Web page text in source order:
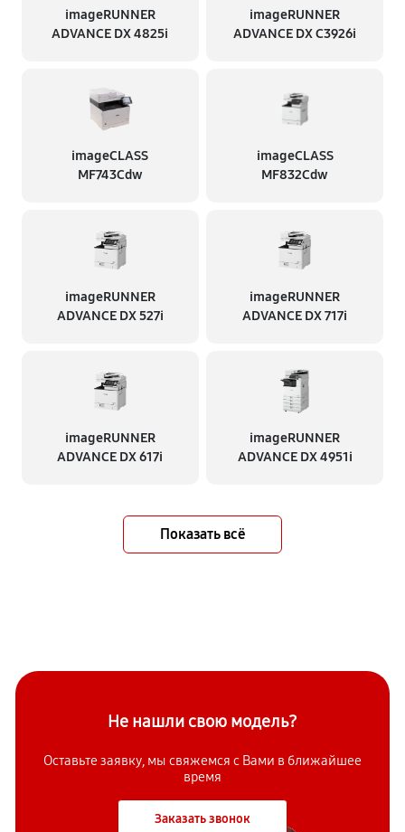
imageRUNNER
ADVANCE DX 4825i
imageRUNNER
ADVANCE DX C3926i
imageCLASS
MF743Cdw
imageCLASS
MF832Cdw
imageRUNNER
ADVANCE DX 527i
imageRUNNER
ADVANCE DX 717i
imageRUNNER
ADVANCE DX 617i
imageRUNNER
ADVANCE DX 4951i
Показать всё
Не нашли свою модель?
Оставьте заявку, мы свяжемся с Вами в ближайшее
время
Заказать звонок